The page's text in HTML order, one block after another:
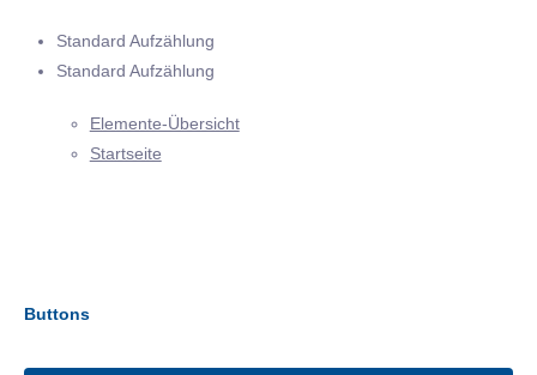
Standard Aufzählung
Standard Aufzählung
Elemente-Übersicht
Startseite
Buttons